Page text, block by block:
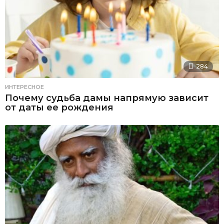
284
ИНТЕРЕСНОЕ
Почему судьба дамы напрямую зависит
от даты ее рождения